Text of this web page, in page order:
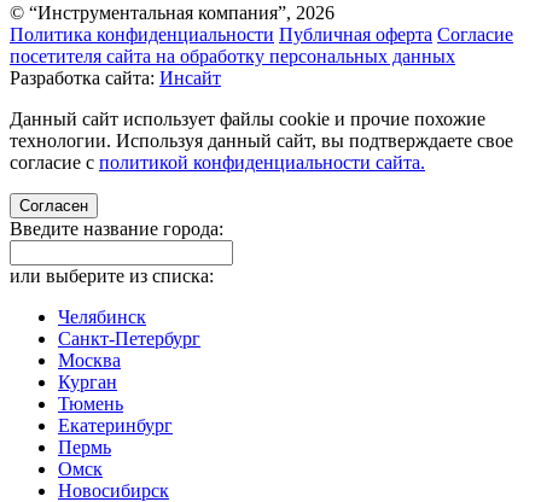
© “Инструментальная компания”, 2026
Политика конфиденциальности Публичная оферта Согласие
посетителя сайта на обработку персональных данных
Разработка сайта: Инсайт
Данный сайт использует файлы cookie и прочие похожие
технологии. Используя данный сайт, вы подтверждаете свое
согласие с политикой конфиденциальности сайта.
Согласен
Введите название города:
или выберите из списка:
Челябинск
Санкт-Петербург
Москва
Курган
Тюмень
Екатеринбург
Пермь
Омск
Новосибирск